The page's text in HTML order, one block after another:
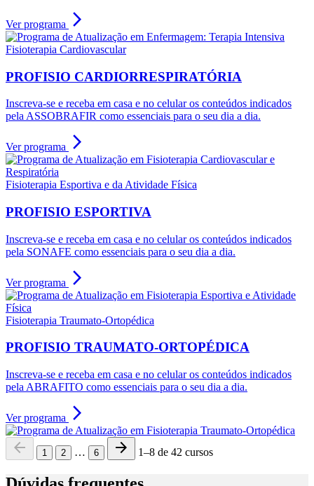
Ver programa arrow_forward_ios
Fisioterapia Cardiovascular
PROFISIO CARDIORRESPIRATÓRIA
Inscreva-se e receba em casa e no celular os conteúdos indicados
pela ASSOBRAFIR como essenciais para o seu dia a dia.
Ver programa arrow_forward_ios
Fisioterapia Esportiva e da Atividade Física
PROFISIO ESPORTIVA
Inscreva-se e receba em casa e no celular os conteúdos indicados
pela SONAFE como essenciais para o seu dia a dia.
Ver programa arrow_forward_ios
Fisioterapia Traumato-Ortopédica
PROFISIO TRAUMATO-ORTOPÉDICA
Inscreva-se e receba em casa e no celular os conteúdos indicados
pela ABRAFITO como essenciais para o seu dia a dia.
Ver programa
arrow_forward_ios
arrow_back
1 2 … 6 arrow_forward 1–8 de 42 cursos